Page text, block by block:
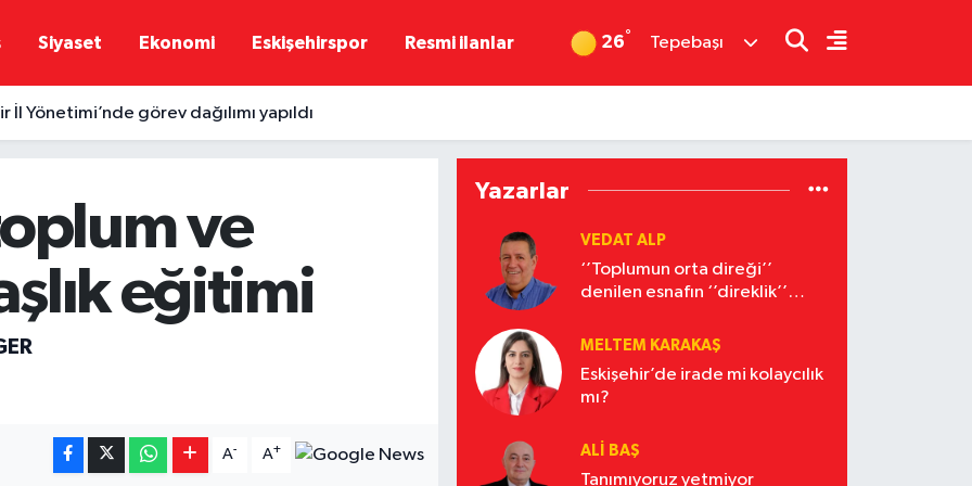
Siyaset Ekonomi Eskişehirspor Resmi ilanlar 26° Tepebaşı
İl Yönetimi’nde görev dağılımı yapıldı
ve
eğitimi
A- A+
Yazarlar
VEDAT ALP
‘’Toplumun orta direği’’
denilen esnafın ‘’direklik’’
MELTEM KARAKAŞ
Eskişehir’de irade mi kolaycılık
mı?
ALI BAŞ
Tanımıyoruz yetmiyor